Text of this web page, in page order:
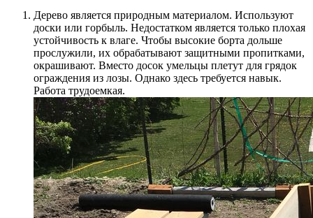
Дерево является природным материалом. Используют
доски или горбыль. Недостатком является только плохая
устойчивость к влаге. Чтобы высокие борта дольше
прослужили, их обрабатывают защитными пропитками,
окрашивают. Вместо досок умельцы плетут для грядок
ограждения из лозы. Однако здесь требуется навык.
Работа трудоемкая.